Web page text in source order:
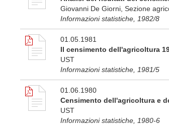
Giovanni De Giorni, Sezione
Informazioni statistiche, 1982/8
01.05.1981
Il censimento dell'agricoltura
UST
Informazioni statistiche, 1981/5
01.06.1980
Censimento dell'agricoltura e
UST
Informazioni statistiche, 1980-6